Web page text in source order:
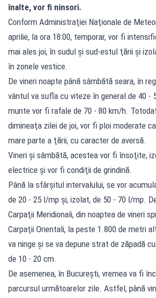
înalte, vor fi ninsori.
Conform Administraţiei Naţionale de
aprilie, la ora 18:00, temporar, vor fi
mai ales joi, în sudul şi sud-estul ţării şi
în zonele vestice.
De vineri noapte până sâmbătă seara, în
vântul va sufla cu viteze în general de 40 -
munte vor fi rafale de 70 - 80 km/h.
dimineaţa zilei de joi, vor fi ploi moderate
mare parte a ţării, cu caracter de aversă.
Vineri şi sâmbătă, acestea vor fi însoţite,
electrice şi vor fi condiţii de grindină.
Până la sfârşitul intervalului, se vor
de 20 - 25 l/mp şi, izolat, de 50 - 70 l/mp.
Carpaţii Meridionali, din noaptea de vineri
Carpaţii Orientali, la peste 1.800 de metri
va ninge şi se va depune strat de zăpadă
de 10 - 20 cm.
De asemenea, în Bucureşti, vremea va fi
parcursul următoarelor zile. Astfel, până